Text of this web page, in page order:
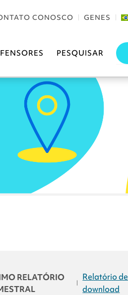
CONOSCO GENES
PESQUISAR
RELATÓRIO
|
Relatório de
download